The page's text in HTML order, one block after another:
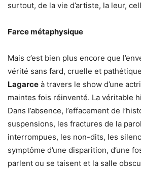
surtout, de la vie d’artiste, la leur,
Farce métaphysique
Mais c’est bien plus encore que
vérité sans fard, cruelle et
Lagarce à travers le show d’une
maintes fois réinventé. La véritable
Dans l’absence, l’effacement de
suspensions, les fractures de la
interrompues, les non-dits, les
symptôme d’une disparition, d’une
parlent ou se taisent et la salle